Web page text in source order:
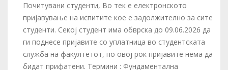
Почитувани студенти, Во тек е електронското
пријавување на испитите кое е задолжително за сите
студенти. Секој студент има обврска до 09.06.2026 да
ги поднесе пријавите со уплатница во студентската
служба на факултетот, по овој рок пријавите нема да
бидат прифатени. Термини : Фундаментална